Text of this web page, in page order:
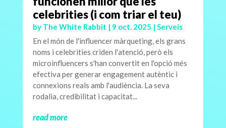
celebrities (i com triar el teu)
by The White Rabbit | 9 oct. 2025 | Serveis
En el món de l'influencer màrqueting, els grans
noms i celebrities criden l'atenció, però els
microinfluencers s'han convertit en l'opció més
efectiva per generar engagement autèntic i
connexions reals amb l'audiència. La seva
rodalia, credibilitat i capacitat...
read more